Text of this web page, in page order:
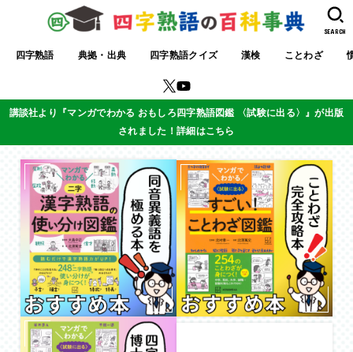
四字熟語 典拠・出典 四字熟語クイズ 漢検 ことわざ
SEARCH
講談社より『マンガでわかる おもしろ四字熟語図鑑 〈試験に出る〉』が出版
されました！詳細はこちら